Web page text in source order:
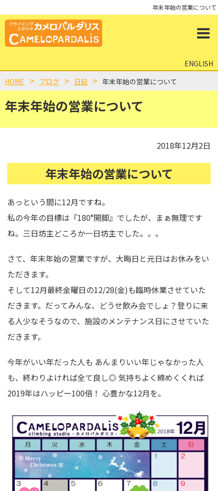
年末年始の営業について
ENGLISH
年末年始の営業について
HOME ブログ 日記 年末年始の営業について
2018年12月2日
年末年始の営業について
あっという間に12月ですね。
私の今年の目標は『180°開脚』でしたが、まぁ無理です
ね。三日坊主どころか一日坊主でした。。。
さて、年末年始の営業ですが、大晦日と元日はお休みをい
ただきます。
そして12月最終金曜日の12/28(金)も臨時休業させていた
だきます。だってみんな、どうせ飲み会でしょ？登りに来
る人少なそうなので、施設のメンテナンス日にさせていた
だきます。
今年がいい年だった人も あんまりいい年じゃなかった人
も、終わりよければ全て良し◎ 気持ちよく締めくくれば
2019年はハッピー100倍！ 心豊かな12月を。